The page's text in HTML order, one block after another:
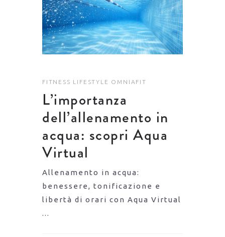
FITNESS LIFESTYLE OMNIAFIT
L’importanza
dell’allenamento in
acqua: scopri Aqua
Virtual
Allenamento in acqua:
benessere, tonificazione e
libertà di orari con Aqua Virtual